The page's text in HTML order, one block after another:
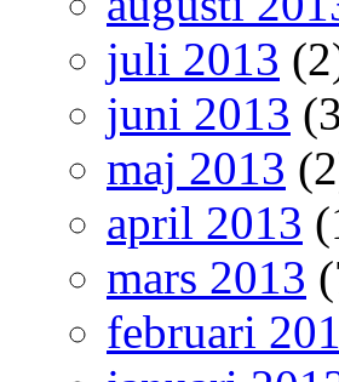
juli 2013
juni 2013
maj 2013
april 2013
mars 2013
februari